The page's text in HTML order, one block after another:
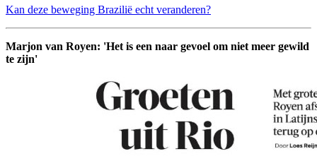
Kan deze beweging Brazilië echt veranderen?
Marjon van Royen: 'Het is een naar gevoel om niet meer gewild
te zijn'